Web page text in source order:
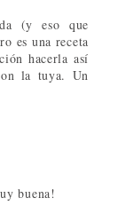
(y eso que
es una receta
hacerla así
la tuya. Un
buena!